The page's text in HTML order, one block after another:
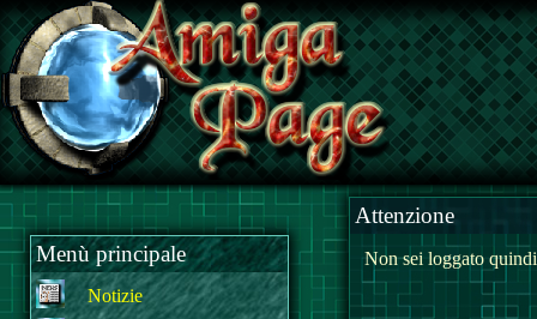
Menù principale
Notizie
Attenzione
Non sei loggato